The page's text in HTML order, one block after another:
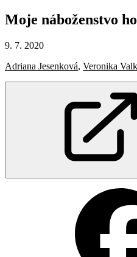
Moje náboženstvo
9. 7. 2020
Adriana Jesenková, Veronika